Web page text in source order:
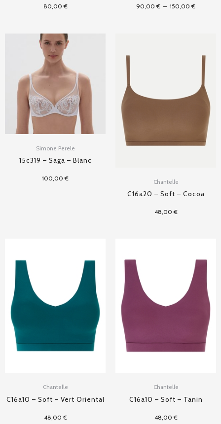
80,00€ 90,00€ – 150,00€
Simone Perele
15c319 – Saga – Blanc
100,00€ Chantelle
C16a20 – Soft – Cocoa
48,00€
Chantelle
C16a10 – Soft – Vert Oriental
48,00€
Chantelle
C16a10 – Soft – Tanin
48,00€